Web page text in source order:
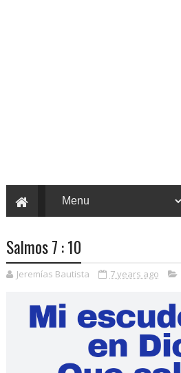
Salmos 7 : 10
Jeremías Bautista 7 years ago